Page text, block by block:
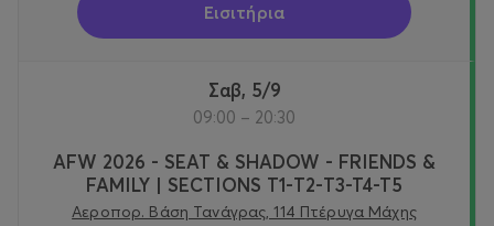
Εισιτήρια
Σαβ, 5/9
09:00 – 20:30
AFW 2026 - SEAT & SHADOW - FRIENDS &
FAMILY | SECTIONS T1-Τ2-T3-T4-T5
Αεροπορ. Βάση Τανάγρας, 114 Πτέρυγα Μάχης